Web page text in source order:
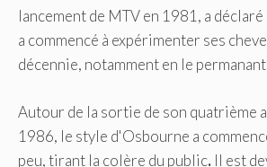
lancement de MTV en 1981, a
a commencé à expérimenter ses
décennie, notamment en le
Autour de la sortie de son quatrième
1986, le style d'Osbourne a
peu, tirant la colère du public. Il est